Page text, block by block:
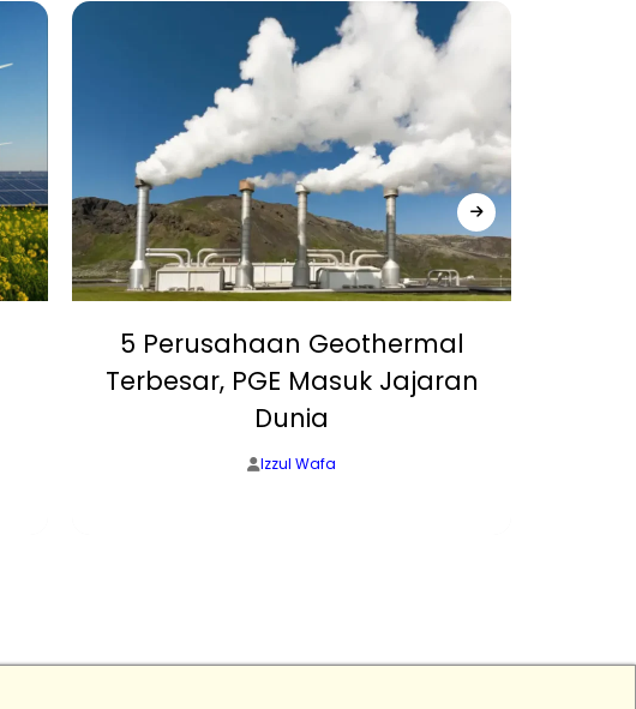
5 Perusahaan Geothermal
Terbesar, PGE Masuk Jajaran
Dunia
Izzul Wafa